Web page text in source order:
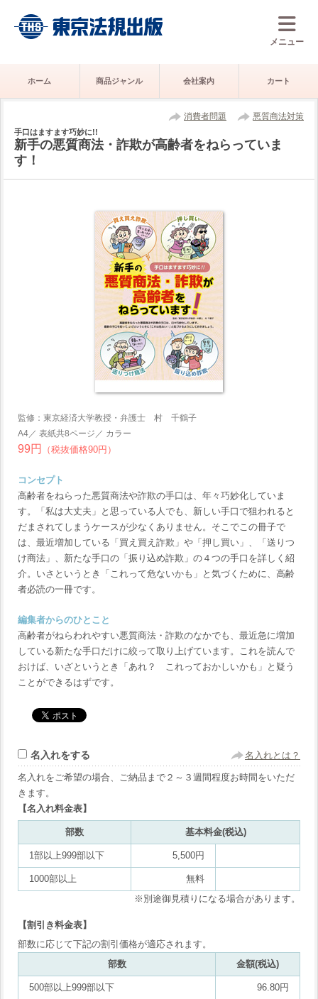
メニュー
ホーム 商品ジャンル 会社案内 カート
消費者問題 悪質商法対策
手口はますます巧妙に!!
新手の悪質商法・詐欺が高齢者をねらっていま
す！
監修：東京経済大学教授・弁護士 村 千鶴子
A4／ 表紙共8ページ／ カラー
99円 （税抜価格90円）
コンセプト
高齢者をねらった悪質商法や詐欺の手口は、年々巧妙化していま
す。「私は大丈夫」と思っている人でも、新しい手口で狙われると
だまされてしまうケースが少なくありません。そこでこの冊子で
は、最近増加している「買え買え詐欺」や「押し買い」、「送りつ
け商法」、新たな手口の「振り込め詐欺」の４つの手口を詳しく紹
介。いさというとき「これって危ないかも」と気づくために、高齢
者必読の一冊です。
編集者からのひとこと
高齢者がねらわれやすい悪質商法・詐欺のなかでも、最近急に増加
している新たな手口だけに絞って取り上げています。これを読んで
おけば、いざというとき「あれ？ これっておかしいかも」と疑う
ことができるはずです。
名入れをする 名入れとは？
名入れをご希望の場合、ご納品まで２～３週間程度お時間をいただ
きます。
【名入れ料金表】
部数 基本料金(税込)
1部以上999部以下 5,500円
1000部以上
無料
※別途御見積りになる場合があります。
【割引き料金表】
部数に応じて下記の割引価格が適応されます。
部数
金額(税込)
500部以上999部以下 96.80円